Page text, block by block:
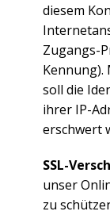
diesem
Zugangs-
Kennung).
soll die
ihrer IP-
erschwert
SSL-
unser
zu